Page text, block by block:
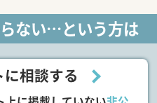
ない…という方は
相談する